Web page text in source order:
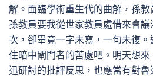
解。面臨學術重生代的曲解，孫
孫教員要我從世家教員處借來會
次，卻畢竟一字未寫，一句未復
住暗中閘門者的苦處吧。明天想
迅研討的批評反思，也應當有對